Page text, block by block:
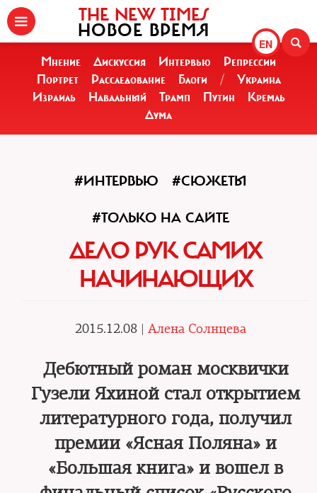
EN
THE NEW TIMES
НОВОЕ ВРЕМЯ
Мнение Дискуссия Интервью
Репрессии
Портрет
Расследование Блоги /
Украина
Израиль
Навальный Трамп Путин
Кремль
Дума
#ИНТЕРВЬЮ #СЮЖЕТЫ
#ТОЛЬКО НА САЙТЕ
ДЕЛО РУК САМИХ
НАЧИНАЮЩИХ
2015.12.08 | Алена Солнцева
Дебютный роман москвички
Гузели Яхиной стал открытием
литературного года, получил
премии «Ясная Поляна» и
«Большая книга» и вошел в